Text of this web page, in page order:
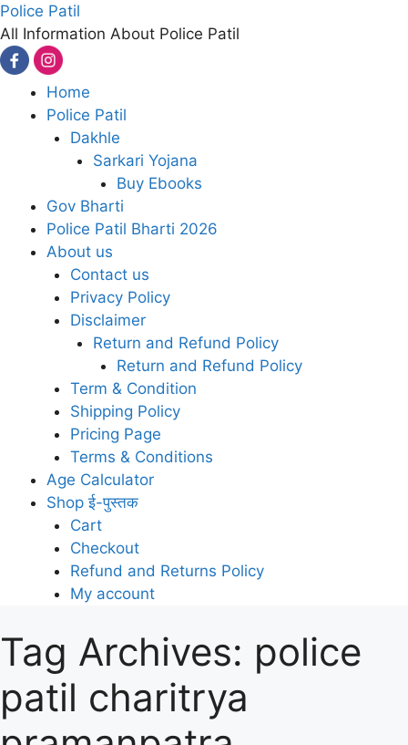
Skip
to
content
Police Patil
All Information About Police Patil
Home
Police Patil
Dakhle
Sarkari Yojana
Buy Ebooks
Gov Bharti
Police Patil Bharti 2026
About us
Contact us
Privacy Policy
Disclaimer
Return and Refund Policy
Return and Refund Policy
Term & Condition
Shipping Policy
Pricing Page
Terms & Conditions
Age Calculator
Shop ई-पुस्तक
Cart
Checkout
Refund and Returns Policy
My account
Tag Archives: police
patil charitrya